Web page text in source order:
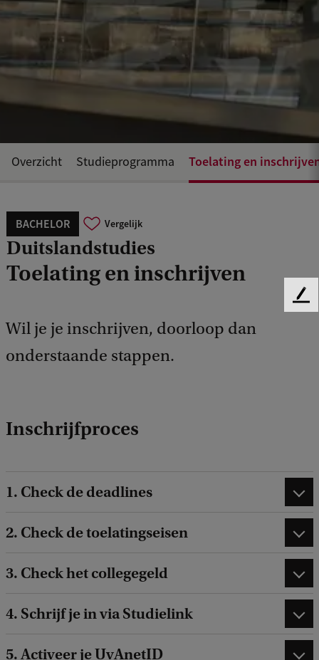
BACHELOR Vergelijk
Duitslandstudies
Toelating en inschrijven
Wil je je inschrijven, doorloop dan
onderstaande stappen.
Overzicht Studieprogramma Toelating en
Inschrijfproces
1. Check de deadlines
2. Check de toelatingseisen
3. Check het collegegeld
4. Schrijf je in via Studielink
5. Activeer je UvAnetID
F